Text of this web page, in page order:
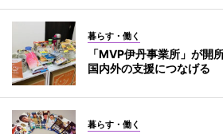
暮らす・働く
「MVP伊丹事業所」が
国内外の支援につなげる
暮らす・働く